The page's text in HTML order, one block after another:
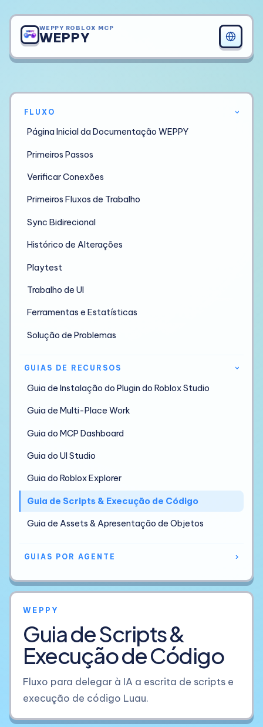
WEPPY ROBLOX MCP
WEPPY
FLUXO ›
Página Inicial da Documentação WEPPY
Primeiros Passos
Verificar Conexões
Primeiros Fluxos de Trabalho
Sync Bidirecional
Histórico de Alterações
Playtest
Trabalho de UI
Ferramentas e Estatísticas
Solução de Problemas
GUIAS DE RECURSOS ›
Guia de Instalação do Plugin do Roblox Studio
Guia de Multi-Place Work
Guia do MCP Dashboard
Guia do UI Studio
Guia do Roblox Explorer
Guia de Scripts & Execução de Código
Guia de Assets & Apresentação de Objetos
GUIAS POR AGENTE ›
WEPPY
Guia de Scripts &
Execução de Código
Fluxo para delegar à IA a escrita de scripts e
execução de código Luau.